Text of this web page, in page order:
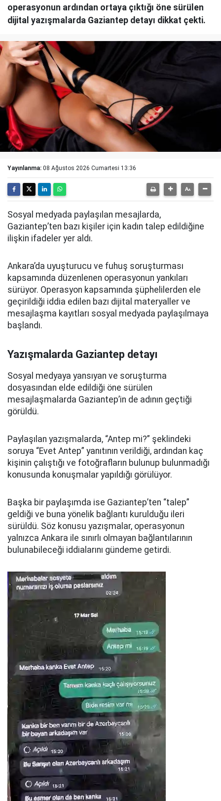
operasyonun ardından ortaya çıktığı öne sürülen
dijital yazışmalarda Gaziantep detayı dikkat çekti.
Yayınlanma: 08 Ağustos 2026 Cumartesi 13:36
Sosyal medyada paylaşılan mesajlarda,
Gaziantep’ten bazı kişiler için kadın talep edildiğine
ilişkin ifadeler yer aldı.
Ankara’da uyuşturucu ve fuhuş soruşturması
kapsamında düzenlenen operasyonun yankıları
sürüyor. Operasyon kapsamında şüphelilerden ele
geçirildiği iddia edilen bazı dijital materyaller ve
mesajlaşma kayıtları sosyal medyada paylaşılmaya
başlandı.
Yazışmalarda Gaziantep detayı
Sosyal medyaya yansıyan ve soruşturma
dosyasından elde edildiği öne sürülen
mesajlaşmalarda Gaziantep’in de adının geçtiği
görüldü.
Paylaşılan yazışmalarda, “Antep mi?” şeklindeki
soruya “Evet Antep” yanıtının verildiği, ardından kaç
kişinin çalıştığı ve fotoğrafların bulunup bulunmadığı
konusunda konuşmalar yapıldığı görülüyor.
Başka bir paylaşımda ise Gaziantep’ten “talep”
geldiği ve buna yönelik bağlantı kurulduğu ileri
sürüldü. Söz konusu yazışmalar, operasyonun
yalnızca Ankara ile sınırlı olmayan bağlantılarının
bulunabileceği iddialarını gündeme getirdi.